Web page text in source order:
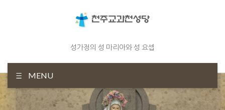
성가정의 성 마리아와 성 요셉
MENU